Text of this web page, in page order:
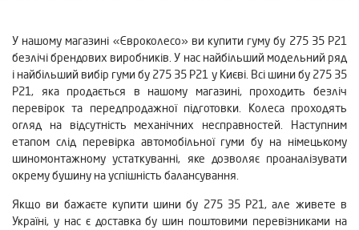
У нашому магазині «Євроколесо» ви купити гуму бу 275 35 Р21
безлічі брендових виробників. У нас найбільший модельний ряд
і найбільший вибір гуми бу 275 35 Р21 у Києві. Всі шини бу 275 35
Р21, яка продається в нашому магазині, проходить безліч
перевірок та передпродажної підготовки. Колеса проходять
огляд на відсутність механічних несправностей. Наступним
етапом слід перевірка автомобільної гуми бу на німецькому
шиномонтажному устаткуванні, яке дозволяє проаналізувати
окрему бушину на успішність балансування.
Якщо ви бажаєте купити шини бу 275 35 Р21, але живете в
Україні, у нас є доставка бу шин поштовими перевізниками на